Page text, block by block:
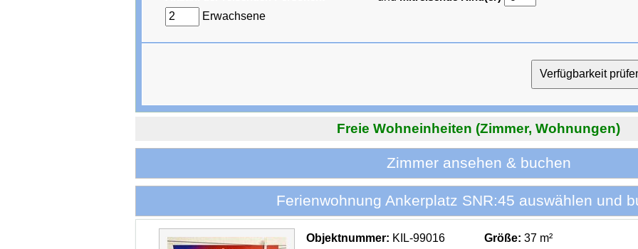
Erwachsene
Freie Wohneinheiten (Zimmer, Wohnungen)
Zimmer ansehen & buchen
Ferienwohnung Ankerplatz SNR:45 auswählen und
Objektnummer: KIL-99016
Größe: 37 m²